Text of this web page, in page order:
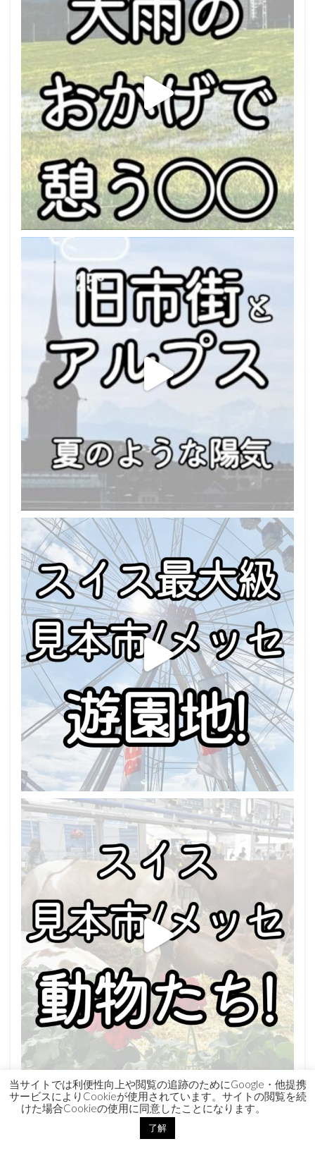
さらに読み込む... Instagram でフォロー
当サイトでは利便性向上や閲覧の追跡のためにGoogle・他提携
サービスによりCookieが使用されています。サイトの閲覧を続
けた場合Cookieの使用に同意したことになります。
了解